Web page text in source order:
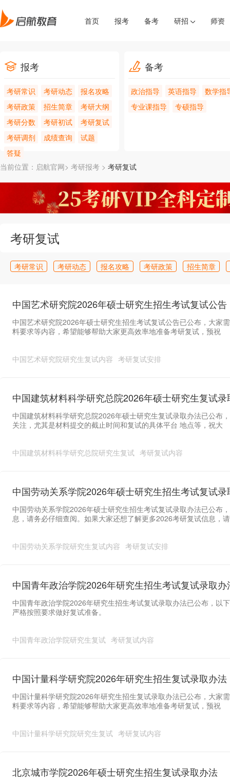
首页 报考 备考 研招 师资
报考
考研常识 考研动态
报名攻略
考研政策
招生简章
考研大纲
考研分数
考研初试
考研复试
考研调剂
成绩查询
试题
答疑
备考
政治指导 英语指导
数学指
专业课指导
专硕指导
当前位置： 启航官网> 考研报考 > 考研复试
考研复试
考研常识 考研动态 报名攻略 考研政策
招生简章
中国艺术研究院2026年硕士研究生招生考试复试公告
中国艺术研究院2026年硕士研究生招生考试复试公告已公布，大家
料要求等内容，希望能够帮助大家更高效率地准备考研复试，预祝
中国艺术研究院研究生复试内容 考研复试安排
中国建筑材料科学研究总院2026年硕士研究生复试录
中国建筑材料科学研究总院2026年硕士研究生复试录取办法已公布
关注，尤其是材料提交的截止时间和复试的具体平台 地点等，祝大
中国建筑材料科学研究总院研究生复试 考研复试内容
中国劳动关系学院2026年硕士研究生招生考试复试录
中国劳动关系学院2026年硕士研究生招生考试复试录取办法已公布
息，请务必仔细查阅。如果大家还想了解更多2026考研复试信息，请
中国劳动关系学院研究生复试内容 考研复试安排
中国青年政治学院2026年研究生招生考试复试录取办
中国青年政治学院2026年研究生招生考试复试录取办法已公布，以
严格按照要求做好复试准备。
中国青年政治学院研究生复试 考研复试内容
中国计量科学研究院2026年研究生招生复试录取办法
中国计量科学研究院2026年研究生招生复试录取办法已公布，大家
料要求等内容，希望能够帮助大家更高效率地准备考研复试，预祝
中国计量科学研究院研究生复试 考研复试内容
北京城市学院2026年硕士研究生招生复试录取办法